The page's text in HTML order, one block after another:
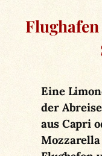
Flughafen
Eine
der
aus Capri